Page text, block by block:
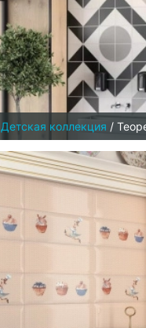
Детская коллекция /